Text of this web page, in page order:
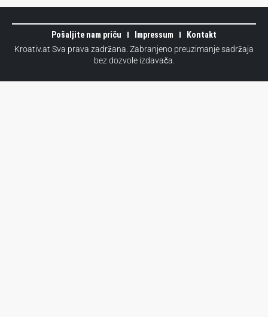
Pošaljite nam priču Impressum
Kontakt
Kroativ.at Sva prava zadržana. Zabranjeno preuzimanje sadržaja
bez dozvole izdavača.